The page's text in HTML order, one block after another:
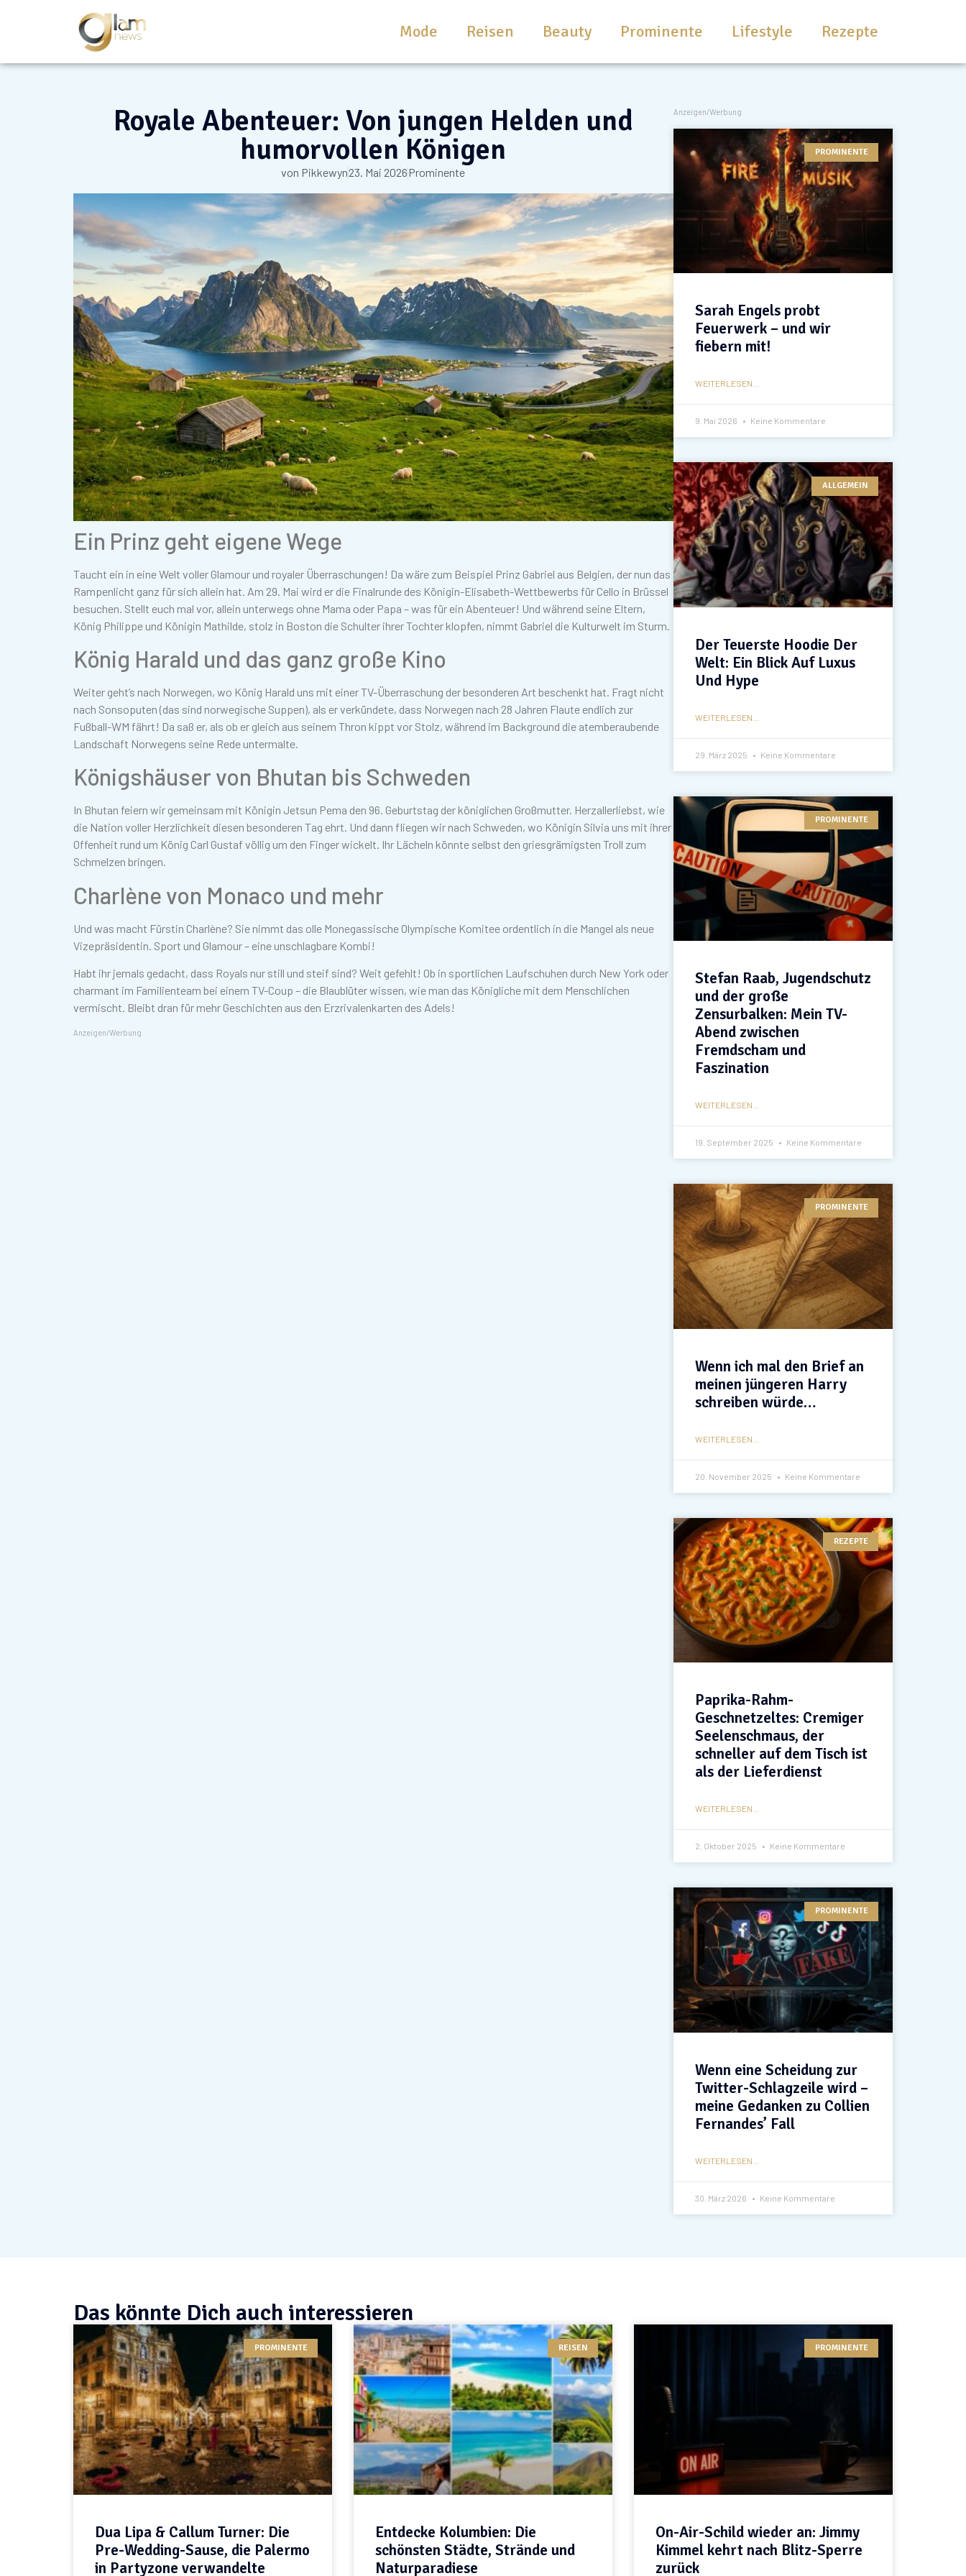
Mode Reisen Beauty Prominente Lifestyle Rezepte
Royale Abenteuer: Von jungen Helden und
humorvollen Königen
von Pikkewyn23. Mai 2026Prominente
Ein Prinz geht eigene Wege
Taucht ein in eine Welt voller Glamour und royaler Überraschungen! Da wäre zum Beispiel Prinz Gabriel aus Belgien, der nun das
Rampenlicht ganz für sich allein hat. Am 29. Mai wird er die Finalrunde des Königin-Elisabeth-Wettbewerbs für Cello in Brüssel
besuchen. Stellt euch mal vor, allein unterwegs ohne Mama oder Papa – was für ein Abenteuer! Und während seine Eltern,
König Philippe und Königin Mathilde, stolz in Boston die Schulter ihrer Tochter klopfen, nimmt Gabriel die Kulturwelt im Sturm.
König Harald und das ganz große Kino
Weiter geht’s nach Norwegen, wo König Harald uns mit einer TV-Überraschung der besonderen Art beschenkt hat. Fragt nicht
nach Sonsoputen (das sind norwegische Suppen), als er verkündete, dass Norwegen nach 28 Jahren Flaute endlich zur
Fußball-WM fährt! Da saß er, als ob er gleich aus seinem Thron kippt vor Stolz, während im Background die atemberaubende
Landschaft Norwegens seine Rede untermalte.
Königshäuser von Bhutan bis Schweden
In Bhutan feiern wir gemeinsam mit Königin Jetsun Pema den 96. Geburtstag der königlichen Großmutter. Herzallerliebst, wie
die Nation voller Herzlichkeit diesen besonderen Tag ehrt. Und dann fliegen wir nach Schweden, wo Königin Silvia uns mit ihrer
Offenheit rund um König Carl Gustaf völlig um den Finger wickelt. Ihr Lächeln könnte selbst den griesgrämigsten Troll zum
Schmelzen bringen.
Charlène von Monaco und mehr
Und was macht Fürstin Charlène? Sie nimmt das olle Monegassische Olympische Komitee ordentlich in die Mangel als neue
Vizepräsidentin. Sport und Glamour – eine unschlagbare Kombi!
Habt ihr jemals gedacht, dass Royals nur still und steif sind? Weit gefehlt! Ob in sportlichen Laufschuhen durch New York oder
charmant im Familienteam bei einem TV-Coup – die Blaublüter wissen, wie man das Königliche mit dem Menschlichen
vermischt. Bleibt dran für mehr Geschichten aus den Erzrivalenkarten des Adels!
Anzeigen/Werbung
Anzeigen/Werbung
PROMINENTE
Sarah Engels probt
Feuerwerk – und wir
fiebern mit!
WEITERLESEN...
9. Mai 2026 Keine Kommentare
ALLGEMEIN
Der Teuerste Hoodie Der
Welt: Ein Blick Auf Luxus
Und Hype
WEITERLESEN...
29. März 2025 Keine Kommentare
PROMINENTE
Stefan Raab, Jugendschutz
und der große
Zensurbalken: Mein TV-
Abend zwischen
Fremdscham und
Faszination
WEITERLESEN...
19. September 2025 Keine Kommentare
PROMINENTE
Wenn ich mal den Brief an
meinen jüngeren Harry
schreiben würde…
WEITERLESEN...
20. November 2025 Keine Kommentare
REZEPTE
Paprika-Rahm-
Geschnetzeltes: Cremiger
Seelenschmaus, der
schneller auf dem Tisch ist
als der Lieferdienst
WEITERLESEN...
2. Oktober 2025 Keine Kommentare
PROMINENTE
Wenn eine Scheidung zur
Twitter-Schlagzeile wird –
meine Gedanken zu Collien
Fernandes’ Fall
WEITERLESEN...
30. März 2026 Keine Kommentare
Das könnte Dich auch interessieren
PROMINENTE
Dua Lipa & Callum Turner: Die
Pre-Wedding-Sause, die Palermo
in Partyzone verwandelte
REISEN
Entdecke Kolumbien: Die
schönsten Städte, Strände und
Naturparadiese
PROMINENTE
On-Air-Schild wieder an: Jimmy
Kimmel kehrt nach Blitz-Sperre
zurück